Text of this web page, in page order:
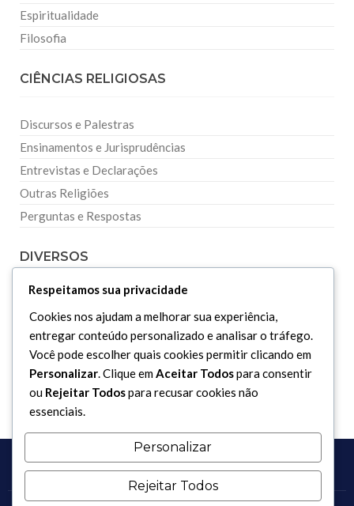
Espiritualidade
Filosofia
CIÊNCIAS RELIGIOSAS
Discursos e Palestras
Ensinamentos e Jurisprudências
Entrevistas e Declarações
Outras Religiões
Perguntas e Respostas
DIVERSOS
Dicionário Islâmico
Downloads
Respeitamos sua privacidade
Cookies nos ajudam a melhorar sua experiência,
entregar conteúdo personalizado e analisar o tráfego.
Você pode escolher quais cookies permitir clicando em
Personalizar. Clique emAceitar Todospara consentir
ou Rejeitar Todospara recusar cookies não
essenciais.
Personalizar
Rejeitar Todos